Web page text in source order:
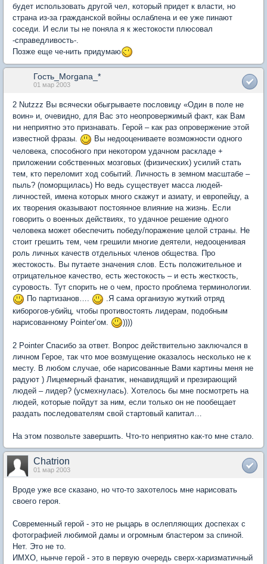
будет использовать другой чел, который придет к власти, но
страна из-за гражданской войны ослаблена и ее уже пинают
соседи. И если ты не поняла я к жестокости плюсовал
-справедливость-.
Позже еще че-нить придумаю
Гость_Morgana_*
01 мар 2003
2 Nutzzz Вы всячески обыгрываете пословицу «Один в поле не
воин» и, очевидно, для Вас это неопровержимый факт, как Вам
ни неприятно это признавать. Герой – как раз опровержение этой
известной фразы.
Вы недооцениваете возможности одного
человека, способного при некотором удачном раскладе +
приложении собственных мозговых (физических) усилий стать
тем, кто переломит ход событий. Личность в земном масштабе –
пыль? (поморщилась) Но ведь существует масса людей-
личностей, имена которых много скажут и азиату, и европейцу, а
их творения оказывают постоянное влияние на жизнь. Если
говорить о военных действиях, то удачное решение одного
человека может обеспечить победу/поражение целой страны. Не
стоит грешить тем, чем грешили многие деятели, недооценивая
роль личных качеств отдельных членов общества. Про
жестокость. Вы путаете значения слов. Есть положительное и
отрицательное качество, есть жестокость – и есть жесткость,
суровость. Тут спорить не о чем, просто проблема терминологии.
По партизанов….
.Я сама организую жуткий отряд
киборогов-убийц, чтобы противостоять лидерам, подобным
нарисованному Pointer’ом.
))))
2 Pointer Спасибо за ответ. Вопрос действительно заключался в
личном Герое, так что мое возмущение оказалось несколько не к
месту. В любом случае, обе нарисованные Вами картины меня не
радуют ) Лицемерный фанатик, ненавидящий и презирающий
людей – лидер? (усмехнулась). Хотелось бы мне посмотреть на
людей, которые пойдут за ним, если только он не пообещает
раздать последователям свой стартовый капитал…
На этом позвольте завершить. Что-то неприятно как-то мне стало.
Chatrion
01 мар 2003
Вроде уже все сказано, но что-то захотелось мне нарисовать
своего героя.
Современный герой - это не рыцарь в ослепляющих доспехах с
фотографией любимой дамы и огромным бластером за спиной.
Нет. Это не то.
ИМХО, нынче герой - это в первую очередь сверх-харизматичный